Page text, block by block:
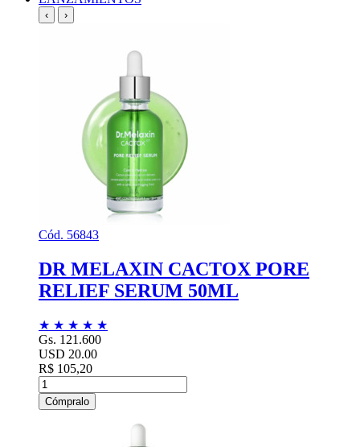
‹ ›
Cód. 56843
DR MELAXIN CACTOX PORE
RELIEF SERUM 50ML
★ ★ ★ ★ ★
Gs. 121.600
USD 20.00
R$ 105,20
Cómpralo